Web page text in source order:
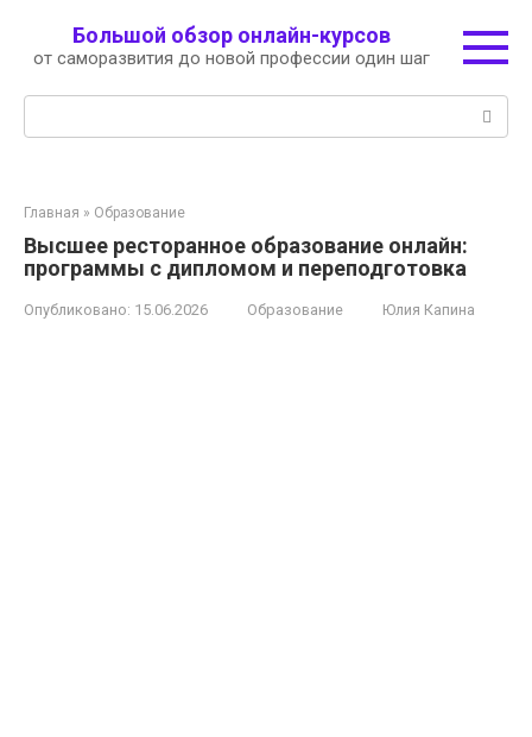
контенту
Большой обзор онлайн-курсов
от саморазвития до новой профессии один шаг
Главная » Образование
Высшее ресторанное образование онлайн:
программы с дипломом и переподготовка
Опубликовано: 15.06.2026 Образование Юлия Капина